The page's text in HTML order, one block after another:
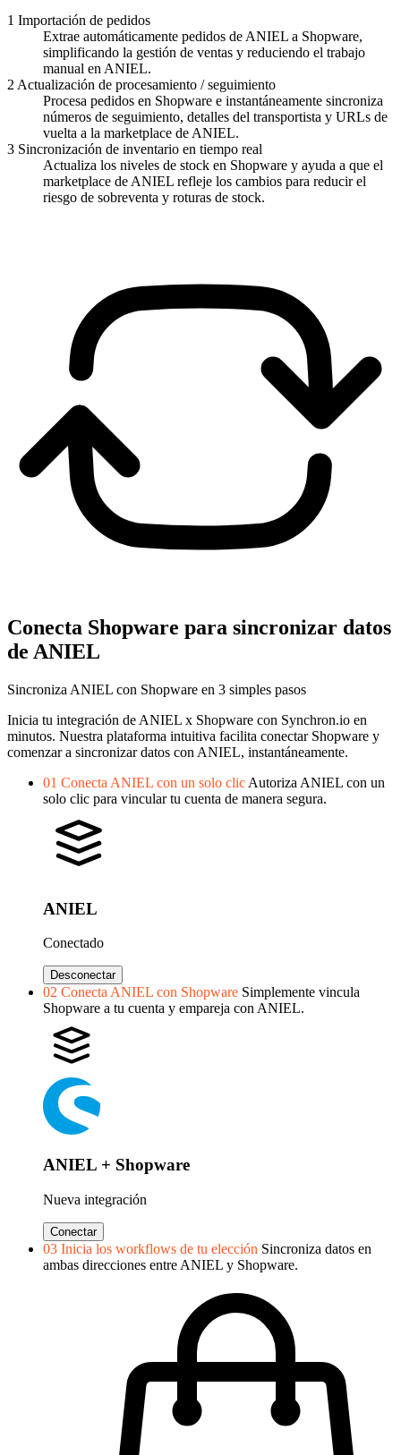
1 Importación de pedidos
Extrae automáticamente pedidos de ANIEL a Shopware,
simplificando la gestión de ventas y reduciendo el trabajo
manual en ANIEL.
2 Actualización de procesamiento / seguimiento
Procesa pedidos en Shopware e instantáneamente sincroniza
números de seguimiento, detalles del transportista y URLs de
vuelta a la marketplace de ANIEL.
3 Sincronización de inventario en tiempo real
Actualiza los niveles de stock en Shopware y ayuda a que el
marketplace de ANIEL refleje los cambios para reducir el
riesgo de sobreventa y roturas de stock.
Conecta Shopware para sincronizar datos
de ANIEL
Sincroniza ANIEL con Shopware en 3 simples pasos
Inicia tu integración de ANIEL x Shopware con Synchron.io en
minutos. Nuestra plataforma intuitiva facilita conectar Shopware y
comenzar a sincronizar datos con ANIEL, instantáneamente.
01 Conecta ANIEL con un solo clic Autoriza ANIEL con un
solo clic para vincular tu cuenta de manera segura.
ANIEL
Conectado
Desconectar
02 Conecta ANIEL con Shopware Simplemente vincula
Shopware a tu cuenta y empareja con ANIEL.
ANIEL + Shopware
Nueva integración
Conectar
03 Inicia los workflows de tu elección Sincroniza datos en
ambas direcciones entre ANIEL y Shopware.